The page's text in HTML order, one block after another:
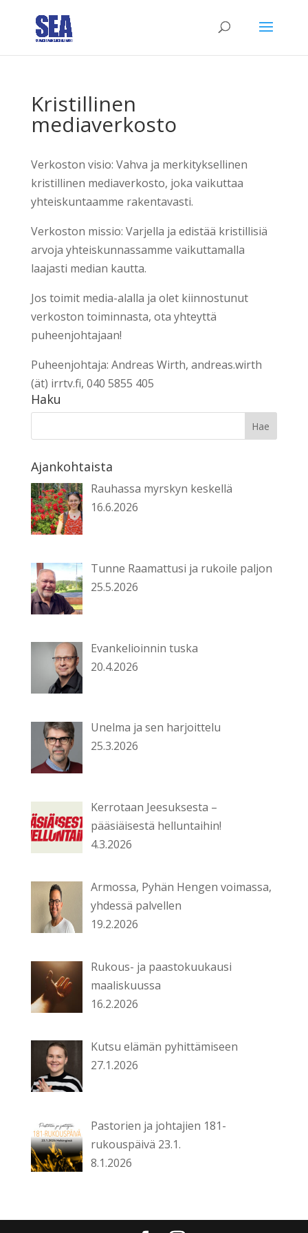
Kristillinen
mediaverkosto
Verkoston visio: Vahva ja merkityksellinen
kristillinen mediaverkosto, joka vaikuttaa
yhteiskuntaamme rakentavasti.
Verkoston missio: Varjella ja edistää kristillisiä
arvoja yhteiskunnassamme vaikuttamalla
laajasti median kautta.
Jos toimit media-alalla ja olet kiinnostunut
verkoston toiminnasta, ota yhteyttä
puheenjohtajaan!
Puheenjohtaja: Andreas Wirth, andreas.wirth
(ät) irrtv.fi, 040 5855 405
Haku
Ajankohtaista
Rauhassa myrskyn keskellä
16.6.2026
Tunne Raamattusi ja rukoile paljon
25.5.2026
Evankelioinnin tuska
20.4.2026
Unelma ja sen harjoittelu
25.3.2026
Kerrotaan Jeesuksesta –
pääsiäisestä helluntaihin!
4.3.2026
Armossa, Pyhän Hengen voimassa,
yhdessä palvellen
19.2.2026
Rukous- ja paastokuukausi
maaliskuussa
16.2.2026
Kutsu elämän pyhittämiseen
27.1.2026
Pastorien ja johtajien 181-
rukouspäivä 23.1.
8.1.2026